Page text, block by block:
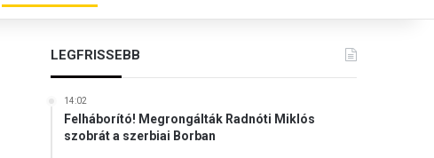
LEGFRISSEBB
14:02
Felháborító! Megrongálták Radnóti Miklós
szobrát a szerbiai Borban